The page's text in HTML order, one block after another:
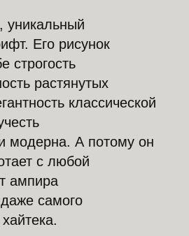
уникальный
Его рисунок
строгость
растянутых
классической
модерна. А потому он
с любой
ампира
самого